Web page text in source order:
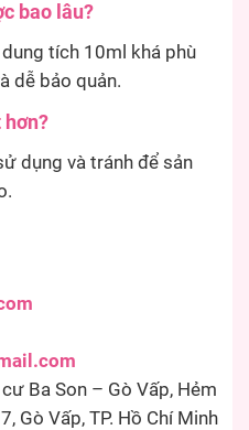
bao lâu?
tích 10ml khá phù
dễ bảo quản.
hơn?
dụng và tránh để sản
Ba Son – Gò Vấp, Hẻm
Gò Vấp, TP. Hồ Chí Minh